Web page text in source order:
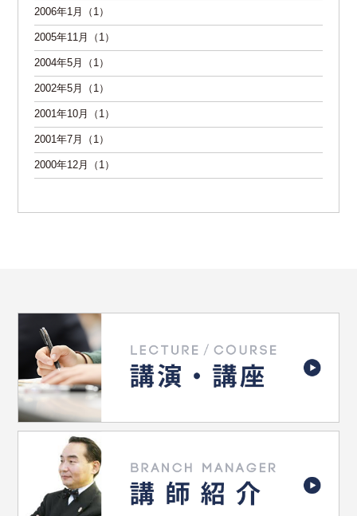
2006年1月（1）
2005年11月（1）
2004年5月（1）
2002年5月（1）
2001年10月（1）
2001年7月（1）
2000年12月（1）